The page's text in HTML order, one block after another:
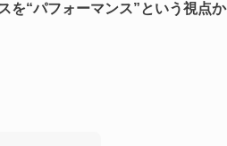
を“パフォーマンス”という視点か